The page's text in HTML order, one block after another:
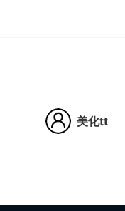
美化tt